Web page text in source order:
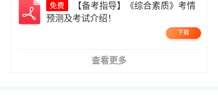
预测及考试介绍！
下载
查看更多